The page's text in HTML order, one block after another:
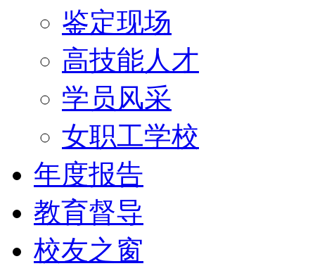
鉴定现场
高技能人才
学员风采
女职工学校
年度报告
教育督导
校友之窗